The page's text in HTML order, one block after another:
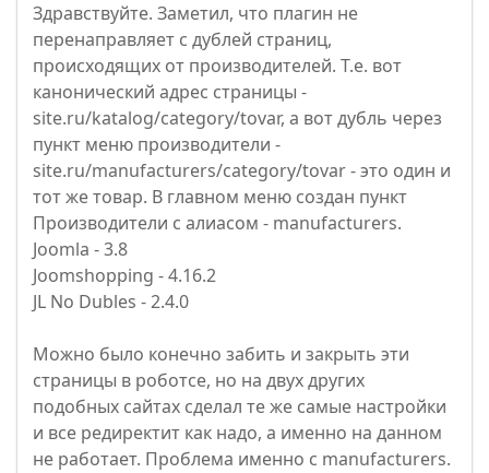
Здравствуйте. Заметил, что плагин не
перенаправляет с дублей страниц,
происходящих от производителей. Т.е. вот
канонический адрес страницы -
site.ru/katalog/category/tovar, а вот дубль через
пункт меню производители -
site.ru/manufacturers/category/tovar - это один и
тот же товар. В главном меню создан пункт
Производители с алиасом - manufacturers.
Joomla - 3.8
Joomshopping - 4.16.2
JL No Dubles - 2.4.0
Можно было конечно забить и закрыть эти
страницы в роботсе, но на двух других
подобных сайтах сделал те же самые настройки
и все редиректит как надо, а именно на данном
не работает. Проблема именно с manufacturers.